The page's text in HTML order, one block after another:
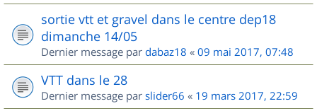
sortie vtt et gravel dans le centre dep18
dimanche 14/05
Dernier message par dabaz18 « 09 mai 2017, 07:48
VTT dans le 28
Dernier message par slider66 « 19 mars 2017, 22:59